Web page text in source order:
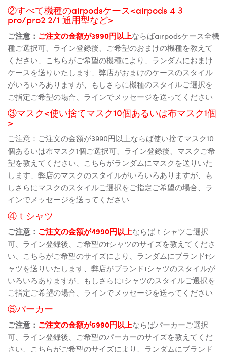
②すべて機種のairpodsケース<airpods 4 3
pro/pro2 2/1 通用型など>
ご注意： ご注文の金額が3990円以上ならばairpodsケース全機
種ご選択可、ライン登録後、ご希望のおまけの機種を教えて
ください、こちらがご希望の機種により、ランダムにおまけ
ケースを送りいたします、弊店がおまけのケースのスタイル
がいろいろありますが、もしさらに機種のスタイルご選択を
ご指定ご希望の場合、ラインでメッセージを送ってください
③マスク<使い捨てマスク10個あるいは布マスク1個
>
ご注意：ご注文の金額が3990円以上ならば使い捨てマスク10
個あるいは布マスク1個ご選択可、ライン登録後、マスクご希
望を教えてください、こちらがランダムにマスクを送りいた
します、弊店のマスクのスタイルがいろいろありますが、も
しさらにマスクのスタイルご選択をご指定ご希望の場合、ラ
インでメッセージを送ってください
④ｔシャツ
ご注意： ご注文の金額が4990円以上ならばｔシャツご選択
可、ライン登録後、ご希望のtシャツのサイズを教えてくださ
い、こちらがご希望のサイズにより、ランダムにブランドtシ
ャツを送りいたします、弊店がブランドtシャツのスタイルが
いろいろありますが、もしさらにtシャツのスタイルご選択を
ご指定ご希望の場合、ラインでメッセージを送ってください
⑤パーカー
ご注意： ご注文の金額が5990円以上ならばパーカーご選択
可、ライン登録後、ご希望のパーカーのサイズを教えてくだ
さい、こちらがご希望のサイズにより、ランダムにブランド